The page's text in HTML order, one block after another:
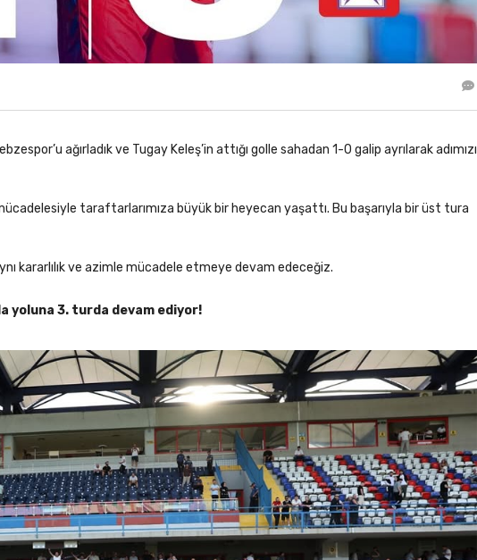
ağırladık ve Tugay Keleş’in attığı golle sahadan 1-0 galip ayrılarak adımızı
taraftarlarımıza büyük bir heyecan yaşattı. Bu başarıyla bir üst tura
kararlılık ve azimle mücadele etmeye devam edeceğiz.
yoluna 3. turda devam ediyor!